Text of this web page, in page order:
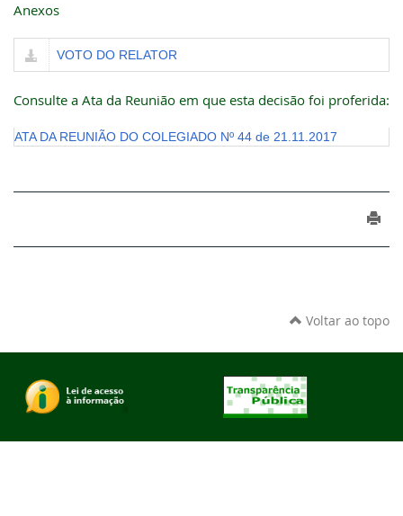
Anexos
VOTO DO RELATOR
Consulte a Ata da Reunião em que esta decisão foi proferida:
ATA DA REUNIÃO DO COLEGIADO Nº 44 de 21.11.2017
Voltar ao topo